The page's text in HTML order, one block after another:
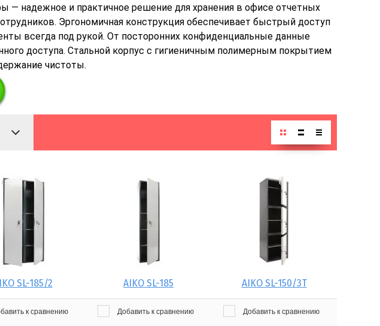
— надежное и практичное решение для хранения в офисе отчетных
Эргономичная конструкция обеспечивает быстрый доступ
всегда под рукой. От посторонних конфиденциальные данные
доступа. Стальной корпус с гигиеничным полимерным покрытием
чистоты.
SL-185/2
к сравнению
AIKO SL-185
Добавить к сравнению
AIKO SL-150/3Т
Добавить к сравнению